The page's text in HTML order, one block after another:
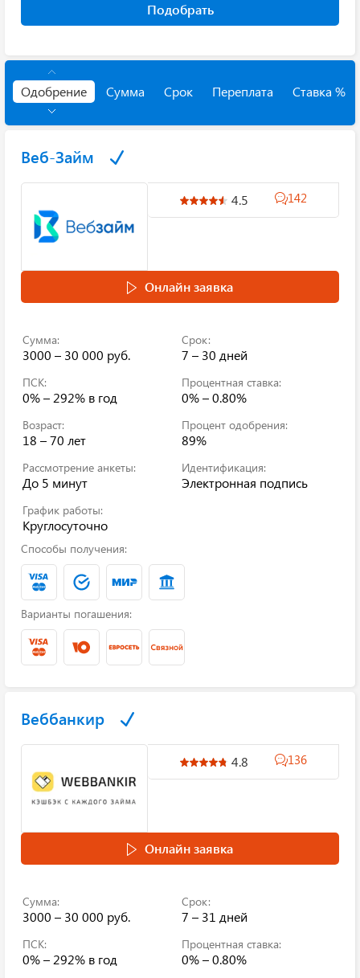
Подобрать
Одобрение Сумма Срок Переплата Ставка %
Веб-Займ
4.5 142
Онлайн заявка
Сумма:
3000 – 30 000 руб.
Срок:
7 – 30 дней
ПСК:
0% – 292% в год
Процентная ставка:
0% – 0.80%
Возраст:
18 – 70 лет
Процент одобрения:
89%
Рассмотрение анкеты:
До 5 минут
Идентификация:
Электронная подпись
График работы:
Круглосуточно
Способы получения:
Варианты погашения:
Веббанкир
4.8 136
Онлайн заявка
Сумма:
3000 – 30 000 руб.
Срок:
7 – 31 дней
ПСК:
0% – 292% в год
Процентная ставка:
0% – 0.80%